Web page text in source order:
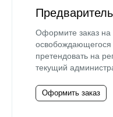
Оформите заказ на
претендовать на
текущий
Оформить заказ